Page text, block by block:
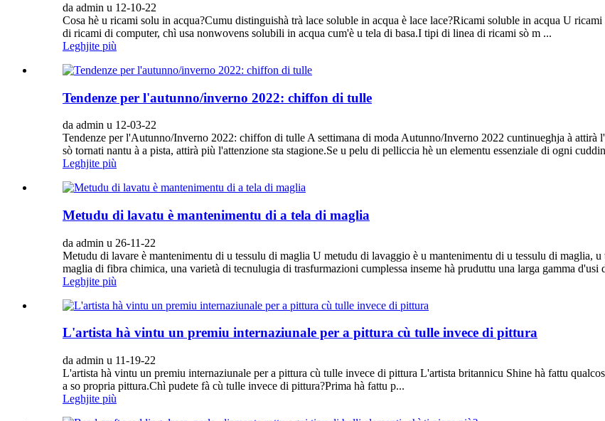
da admin u 12-10-22
Cosa hè u ricami solu in acqua?Cumu distinguishà trà lace soluble in acqua è lace lace?Ricami soluble in acqua U
di ricami di computer, chì usa nonwovens solubili in acqua cum'è u tela di basa.I tipi di linea di ricami sò m ...
Leghjite più
Tendenze per l'autunno/inverno 2022: chiffon di tulle
da admin u 12-03-22
Tendenze per l'Autunno/Inverno 2022: chiffon di tulle A settimana di moda Autunno/Inverno 2022 cuntinueghja à attirà
sò tornati nantu à a pista, attirà più l'attenzione sta stagione.Se u pelu di pelliccia hè un elementu essenziale di ogni
Leghjite più
Metudu di lavatu è mantenimentu di a tela di maglia
da admin u 26-11-22
Metudu di lavare è mantenimentu di u tessulu di maglia U metudu di lavaggio è u mantenimentu di u tessulu di maglia,
maglia di fibra chimica, una varietà di tecnulugia di trasfurmazioni cumplessa inseme hà pruduttu una larga gamma
Leghjite più
L'artista hà vintu un premiu internaziunale per a pittura cù tulle invece di pittura
da admin u 11-19-22
L'artista hà vintu un premiu internaziunale per a pittura cù tulle invece di pittura L'artista britannicu Shine hà fattu
a so propria pittura.Chì pudete fà cù tulle invece di pittura?Prima hà fattu p...
Leghjite più